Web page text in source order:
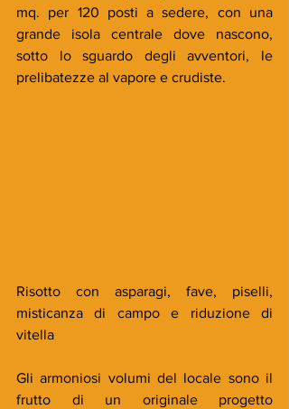
mq. per 120 posti a sedere, con una
grande isola centrale dove nascono,
sotto lo sguardo degli avventori, le
prelibatezze al vapore e crudiste.
Risotto con asparagi, fave, piselli,
misticanza di campo e riduzione di
vitella
Gli armoniosi volumi del locale sono il
frutto di un originale progetto